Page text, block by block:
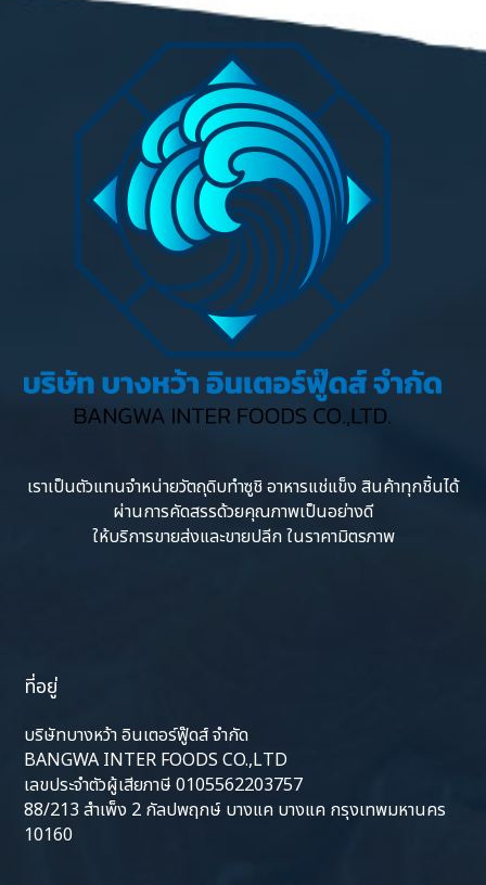
เราเป็นตัวแทนจำหน่ายวัตถุดิบทำซูชิ อาหารแช่แข็ง สินค้าทุกชิ้นได้
ผ่านการคัดสรรด้วยคุณภาพเป็นอย่างดี
ให้บริการขายส่งและขายปลีก ในราคามิตรภาพ
ที่อยู่
บริษัทบางหว้า อินเตอร์ฟู๊ดส์ จำกัด
BANGWA INTER FOODS CO.,LTD
เลขประจำตัวผู้เสียภาษี 0105562203757
88/213 สำเพ็ง 2 กัลปพฤกษ์ บางแค บางแค กรุงเทพมหานคร
10160